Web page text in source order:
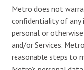
Metro does not
confidentiality of
personal or
and/or Services.
reasonable steps to